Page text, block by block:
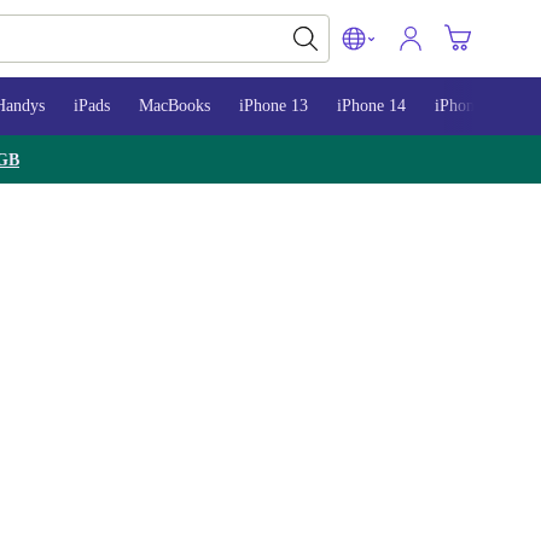
iPads MacBooks iPhone 13 iPhone 14 iPhone 15